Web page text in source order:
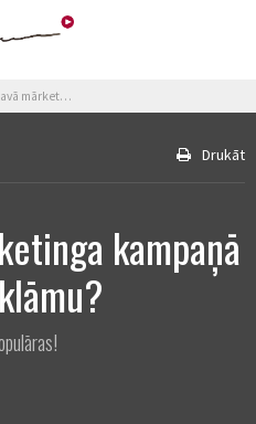
iekļaut audio reklāmu?
Drukāt
kampaņā